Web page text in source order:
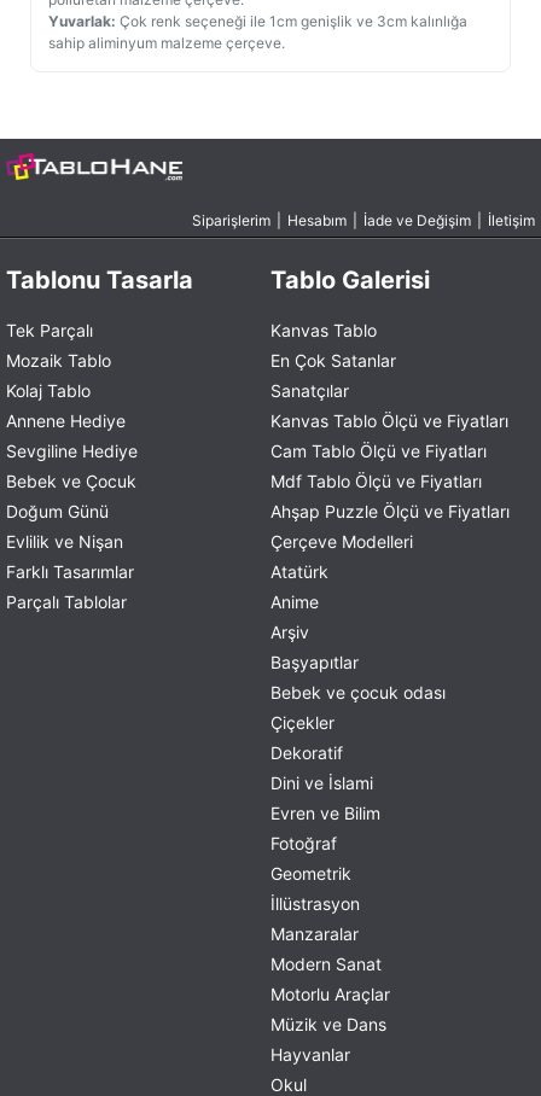
Yuvarlak: Çok renk seçeneği ile 1cm genişlik ve 3cm kalınlığa
sahip aliminyum malzeme çerçeve.
Siparişlerim Hesabım İade ve Değişim İletişim
Tablonu Tasarla
Tek Parçalı
Mozaik Tablo
Kolaj Tablo
Annene Hediye
Sevgiline Hediye
Bebek ve Çocuk
Doğum Günü
Evlilik ve Nişan
Farklı Tasarımlar
Parçalı Tablolar
Tablo Galerisi
Kanvas Tablo
En Çok Satanlar
Sanatçılar
Kanvas Tablo Ölçü ve Fiyatları
Cam Tablo Ölçü ve Fiyatları
Mdf Tablo Ölçü ve Fiyatları
Ahşap Puzzle Ölçü ve Fiyatları
Çerçeve Modelleri
Atatürk
Anime
Arşiv
Başyapıtlar
Bebek ve çocuk odası
Çiçekler
Dekoratif
Dini ve İslami
Evren ve Bilim
Fotoğraf
Geometrik
İllüstrasyon
Manzaralar
Modern Sanat
Motorlu Araçlar
Müzik ve Dans
Hayvanlar
Okul